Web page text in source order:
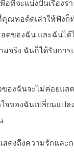
อที่จะแบ่งปันเรื่อง
คุณทอด์ดเล่าให้ฟัง
อดของฉัน และฉันไ
มจริง ฉันก็ได้รับกา
องฉันจะไม่ค่อยแส
จของฉันเปลี่ยนแ
สดงถึงความรักแล